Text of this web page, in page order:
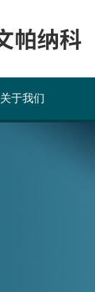
关于我们